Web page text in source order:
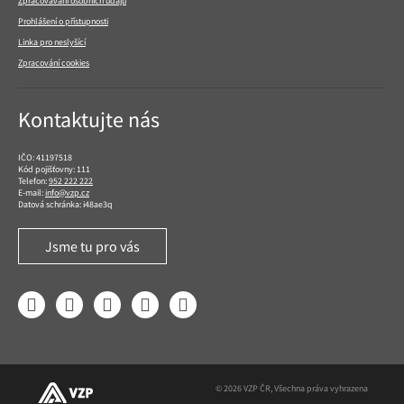
Prohlášení o přístupnosti
Linka pro neslyšící
Zpracování cookies
Kontaktujte nás
IČO: 41197518
Kód pojišťovny: 111
Telefon:952 222 222
E-mail:info@vzp.cz
Datová schránka: i48ae3q
Jsme tu pro vás
FacebookLinkedIn YouTube InstagramTwitter
© 2026 VZP ČR, Všechna práva vyhrazena